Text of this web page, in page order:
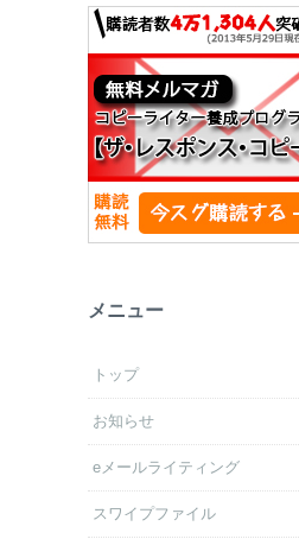
メニュー
トップ
お知らせ
eメールライティング
スワイプファイル